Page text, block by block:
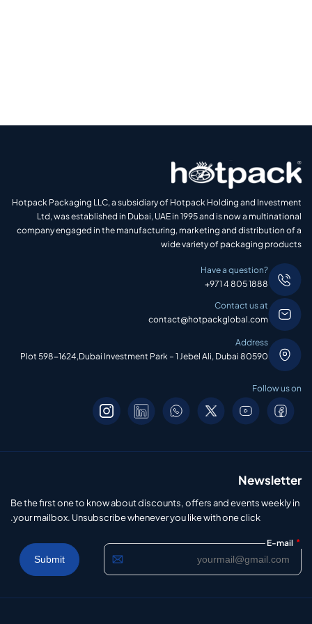
Hotpack Packaging LLC, a subsidiary of Hotpack Holding and Investment
Ltd, was established in Dubai, UAE in 1995 and is now a multinational
company engaged in the manufacturing, marketing and distribution of a
wide variety of packaging products
Have a question?
+971 4 805 1888
Contact us at
contact@hotpackglobal.com
Address
Plot 598-1624,Dubai Investment Park – 1 Jebel Ali, Dubai 80590
Follow us on
Newsletter
Be the first one to know about discounts, offers and events weekly in
your mailbox. Unsubscribe whenever you like with one click.
E-mail *